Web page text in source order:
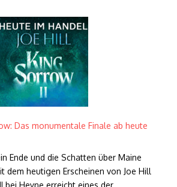
Das monumentale Finale ab heute
Ende und die Schatten über Maine
dem heutigen Erscheinen von Joe Hill
bei Heyne erreicht eines der